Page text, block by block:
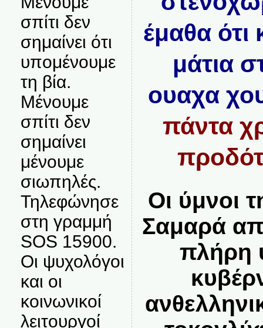
σπίτι δεν
σημαίνει ότι
υπομένουμε
τη βία.
Μένουμε
σπίτι δεν
σημαίνει
μένουμε
σιωπηλές.
Τηλεφώνησε
στη γραμμή
SOS 15900.
Οι ψυχολόγοι
και οι
κοινωνικοί
λειτουργοί
έμαθα ότι
μάτια
ουαχα
πάντα
Οι ύμνοι
Σαμαρά
πλήρη